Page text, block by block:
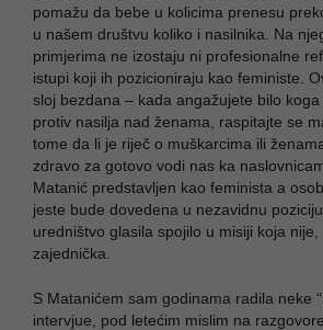
pomažu da bebe u kolicima prenesu
u našem društvu koliko i nasilnika. Na
primjerima ne izostaju ni profesionalne
istupi koji ih pozicioniraju kao feministe.
sloj bezdana – kada angažujete bilo
protiv nasilja nad ženama, raspitajte se
tome da li je riječ o muškarcima ili
zdravo za gotovo vodi nas ka
Matanić predstavljen kao feminista a
jeste bude dovedena u nezavidnu
uredništvo glasila spojilo u misiji koja nije,
zajednička.
S Matanićem sam godinama radila neke
intervjue, pod letećim mislim na